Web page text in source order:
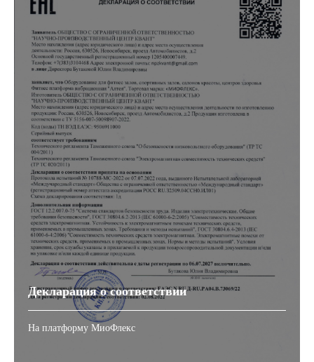
Декларация о соответствии
На платформу МиоФлекс